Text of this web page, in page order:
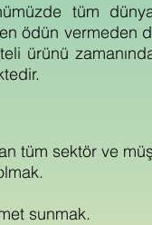
tüm sektör ve
sunmak.
tüm
ödün vermeden
ürünü